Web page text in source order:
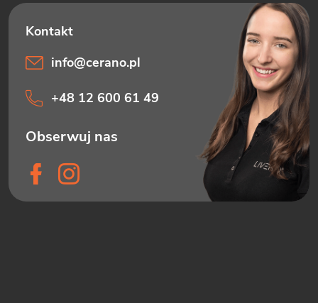
info@cerano.pl
+48 12 600 61 49